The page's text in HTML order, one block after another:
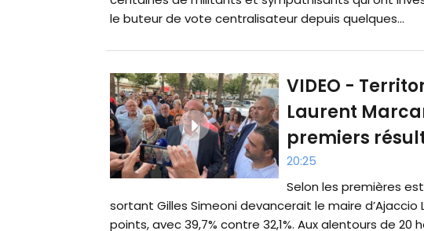
le buteur de vote centralisateur depuis quelques...
VIDEO -
Laurent
premiers
20:25
Selon les premières
sortant Gilles Simeoni devancerait le maire
points, avec 39,7% contre 32,1%. Aux alentours de 20